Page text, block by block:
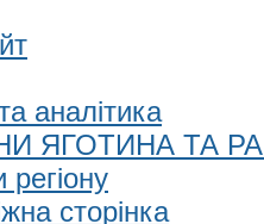
аналітика
ЯГОТИНА ТА
сторінка